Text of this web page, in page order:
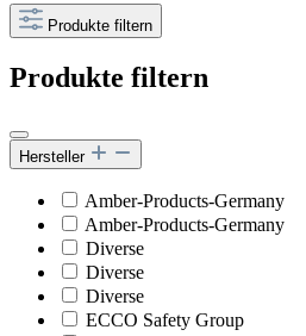
Produkte filtern
Produkte filtern
Hersteller
Amber-Products-Germany
Amber-Products-Germany
Diverse
Diverse
Diverse
ECCO Safety Group